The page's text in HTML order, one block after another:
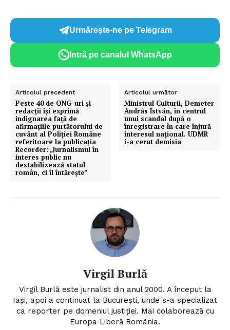
Un proiect
FREEDOM HOUSE ROMÂNIA
PRESShub
Despre noi / Echipa
Proiecte editoriale
Rețea
Contact
Urmărește-ne pe Telegram
Intră pe canalul WhatsApp
Articolul precedent
Peste 40 de ONG-uri și
redacții își exprimă
indignarea față de
afirmațiile purtătorului de
cuvânt al Poliției Române
referitoare la publicația
Recorder: „Jurnalismul în
interes public nu
destabilizează statul
român, ci îl întărește”
Articolul următor
Ministrul Culturii, Demeter
András István, în centrul
unui scandal după o
înregistrare în care înjură
interesul național. UDMR
i-a cerut demisia
Virgil Burlă
Virgil Burlă este jurnalist din anul 2000. A început la
Iași, apoi a continuat la București, unde s-a specializat
ca reporter pe domeniul justiției. Mai colaborează cu
Europa Liberă România.